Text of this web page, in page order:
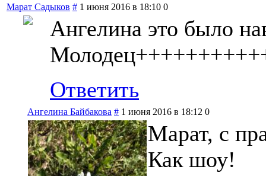
Марат Садыков # 1 июня 2016 в 18:10 0
Ангелина это было
Ответить
Ангелина Байбакова # 1 июня 2016 в 18:12 0
Марат, с
Как шоу!